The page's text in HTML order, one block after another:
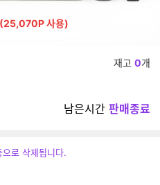
(25,070P 사용)
재고 0개
남은시간 판매종료
로 삭제됩니다.